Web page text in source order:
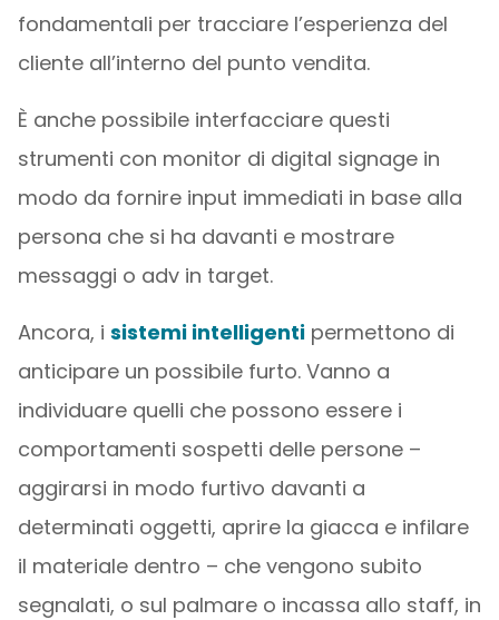
fondamentali per tracciare l’esperienza del
cliente all’interno del punto vendita.
È anche possibile interfacciare questi
strumenti con monitor di digital signage in
modo da fornire input immediati in base alla
persona che si ha davanti e mostrare
messaggi o adv in target.
Ancora, i sistemi intelligentipermettono di
anticipare un possibile furto. Vanno a
individuare quelli che possono essere i
comportamenti sospetti delle persone –
aggirarsi in modo furtivo davanti a
determinati oggetti, aprire la giacca e infilare
il materiale dentro – che vengono subito
segnalati, o sul palmare o incassa allo staff, in